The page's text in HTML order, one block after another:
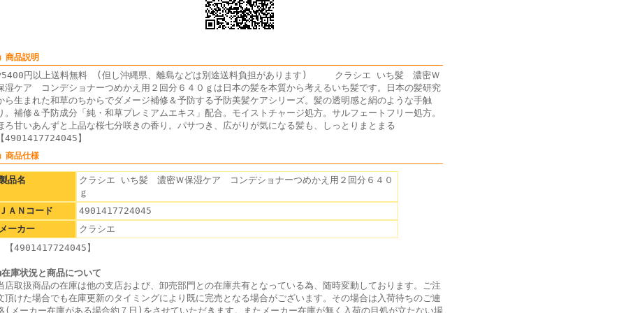
商品説明
円以上送料無料 (但し沖縄県、離島などは別途送料負担があります) クラシエ いち髪 濃密Ｗ
湿ケア コンデショナーつめかえ用２回分６４０ｇは日本の髪を本質から考えるいち髪です。日本の髪研究
ら生まれた和草のちからでダメージ補修＆予防する予防美髪ケアシリーズ。髪の透明感と絹のような手触
。補修＆予防成分「純・和草プレミアムエキス」配合。モイストチャージ処方。サルフェートフリー処方。
ろ甘いあんずと上品な桜七分咲きの香り。パサつき、広がりが気になる髪も、しっとりまとまる
4901417724045】
商品仕様
品名
クラシエ いち髪 濃密Ｗ保湿ケア コンデショナーつめかえ用２回分６４０
ｇ
ＡＮコード
4901417724045
ーカー
クラシエ
4901417724045】
庫状況と商品について
店取扱商品の在庫は他の支店および、卸売部門との在庫共有となっている為、随時変動しております。ご注
頂けた場合でも在庫更新のタイミングにより既に完売となる場合がございます。その場合は入荷待ちのご連
(メーカー在庫がある場合約７日)をさせていただきます。またメーカー在庫が無く入荷の目処が立たない場